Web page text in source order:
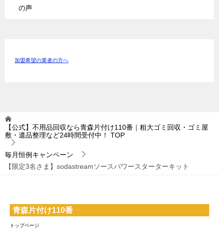
の声
加盟希望の業者の方へ
【公式】不用品回収なら青森片付け110番｜粗大ゴミ回収・ゴミ屋
敷・遺品整理など24時間受付中！
TOP
毎月恒例キャンペーン
【限定3名さま】sodastreamソースパワースターターキット
青森片付け110番
トップページ